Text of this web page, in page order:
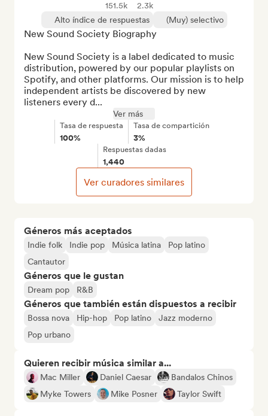
Géneros más aceptados
Indie folk Indie pop Música latina
Pop latino
Cantautor
Géneros que le gustan
Dream pop R&B
Géneros que también están dispuestos a recibir
Bossa nova Hip-hop Pop latino
Jazz moderno
Pop urbano
Quieren recibir música similar a...
Mac Miller Daniel Caesar
Bandalos Chinos
Myke Towers
Mike Posner Taylor Swift
151.5k
2.3k
Alto índice de respuestas
(Muy) selectivo
New Sound Society Biography
New Sound Society is a label dedicated to music
distribution, powered by our popular playlists on
Spotify, and other platforms. Our mission is to help
independent artists be discovered by new
listeners every d...
Ver más
Tasa de respuesta
100%
Tasa de compartición
3%
Respuestas dadas
1,440
Ver curadores similares